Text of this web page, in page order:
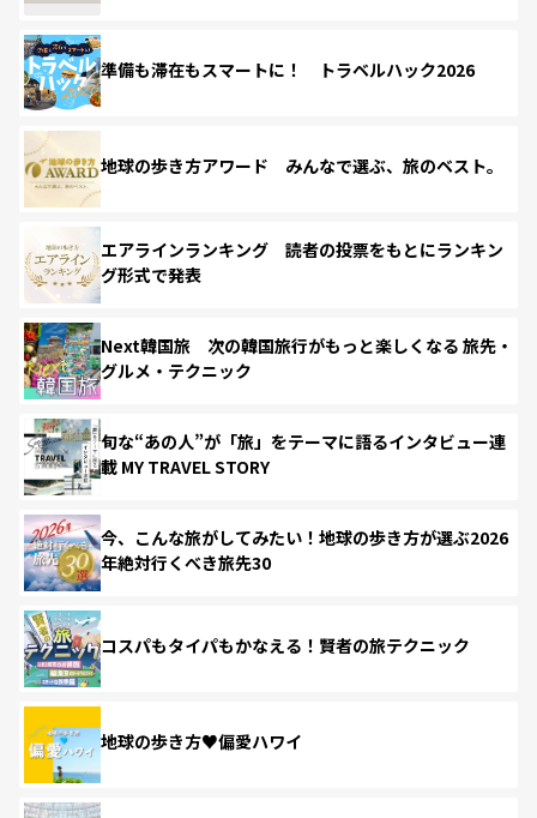
準備も滞在もスマートに！ トラベルハック2026
地球の歩き方アワード みんなで選ぶ、旅のベスト。
エアラインランキング 読者の投票をもとにランキン
グ形式で発表
Next韓国旅 次の韓国旅行がもっと楽しくなる 旅先・
グルメ・テクニック
旬な“あの人”が「旅」をテーマに語るインタビュー連
載 MY TRAVEL STORY
今、こんな旅がしてみたい！地球の歩き方が選ぶ2026
年絶対行くべき旅先30
コスパもタイパもかなえる！賢者の旅テクニック
地球の歩き方♥偏愛ハワイ